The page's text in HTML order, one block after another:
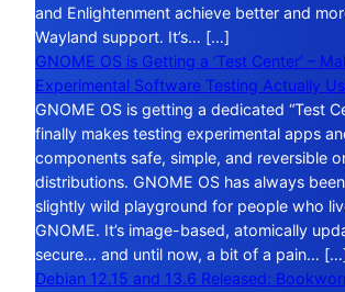
and Enlightenment achieve better and
Wayland support. It’s… […]
GNOME OS is Getting a ‘Test Center’ –
Experimental Software Testing Actually
GNOME OS is getting a dedicated “Test
finally makes testing experimental apps
components safe, simple, and reversible
distributions. GNOME OS has always
slightly wild playground for people who
GNOME. It’s image-based, atomically
secure… and until now, a bit of a pain…
Debian 12.15 and 13.6 Released: